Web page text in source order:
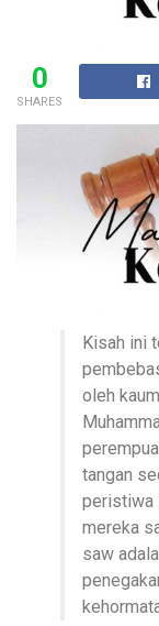
0
SHARES
Kisah ini
oleh
tangan
peristiwa
mereka
saw